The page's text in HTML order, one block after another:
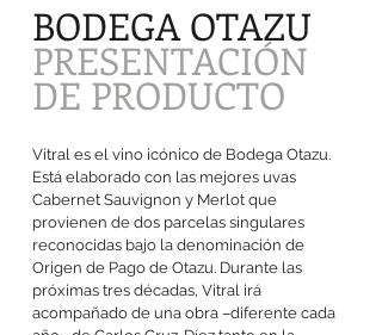
BODEGA OTAZU
PRESENTACIÓN
DE PRODUCTO
Vitral es el vino icónico de Bodega Otazu.
Está elaborado con las mejores uvas
Cabernet Sauvignon y Merlot que
provienen de dos parcelas singulares
reconocidas bajo la denominación de
Origen de Pago de Otazu. Durante las
próximas tres décadas, Vitral irá
acompañado de una obra –diferente cada